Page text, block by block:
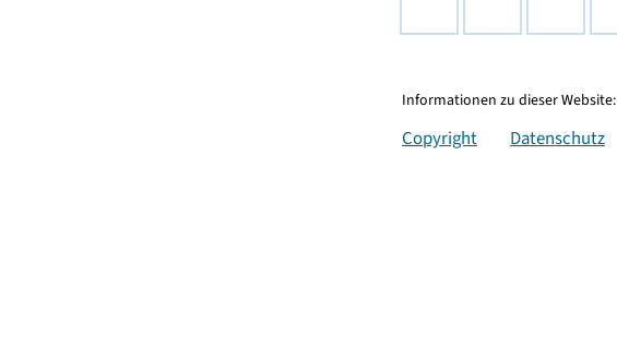
Informationen zu dieser Website:
Copyright Datenschutz